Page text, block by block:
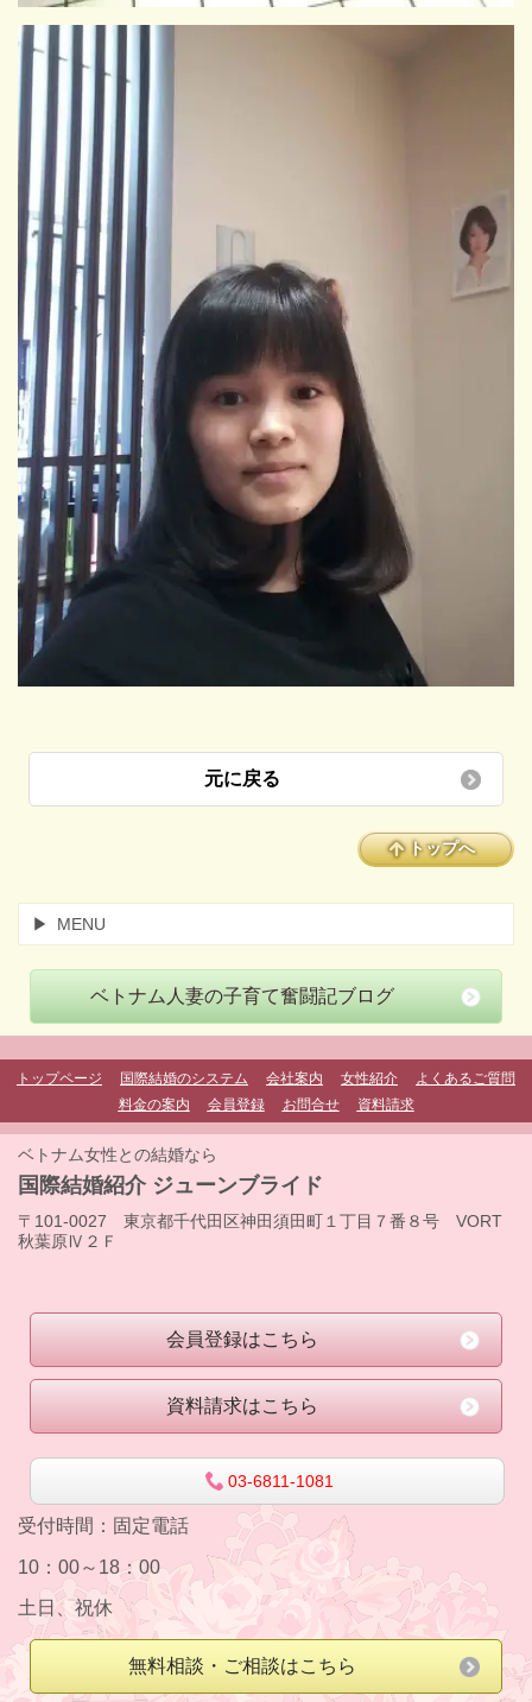
元に戻る
トップへ
MENU
ベトナム人妻の子育て奮闘記ブログ
トップページ 国際結婚のシステム 会社案内 女性紹介
よくあるご質問
料金の案内
会員登録 お問合せ 資料請求
ベトナム女性との結婚なら
国際結婚紹介 ジューンブライド
〒101-0027 東京都千代田区神田須田町１丁目７番８号 VORT
秋葉原Ⅳ２Ｆ
会員登録はこちら
資料請求はこちら
03-6811-1081
受付時間： 固定電話
10：00～18：00
土日、祝休
無料相談・ご相談はこちら